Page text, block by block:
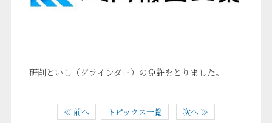
研削といし（グラインダー）の免許をとりました。
≪ 前へ トピックス一覧 次へ ≫